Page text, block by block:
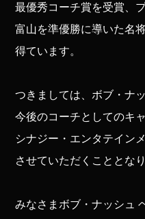
最優秀コーチ賞を受賞、
富山を準優勝に導いた名
得ています。
つきましては、ボブ・ナ
今後のコーチとしてのキ
シナジー・エンタテイン
させていただくこととなり
みなさまボブ・ナッシュ